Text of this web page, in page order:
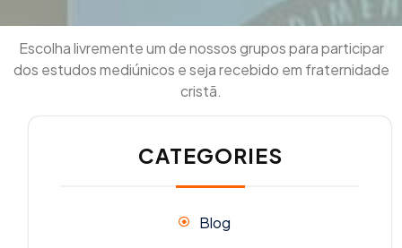
Escolha livremente um de nossos grupos para participar
dos estudos mediúnicos e seja recebido em fraternidade
cristã.
CATEGORIES
Blog